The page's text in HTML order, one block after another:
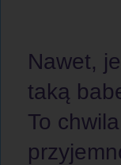
Nawet,
taką
To chwila